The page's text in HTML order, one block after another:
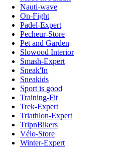
Nauti-wave
On-Fight
Padel-Expert
Pecheur-Store
Pet and Garden
Slowood Interior
Smash-Expert
Sneak'In
Sneakids
Sport is good
Training-Fit
Trek-Expert
Triathlon-Expert
TripnBikers
Vélo-Store
Winter-Expert